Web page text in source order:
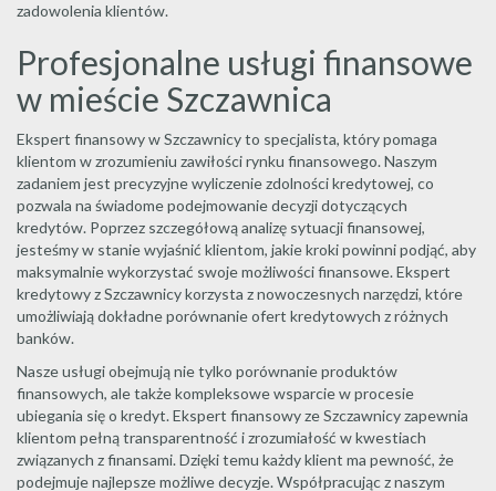
zadowolenia klientów.
Profesjonalne usługi finansowe
w mieście Szczawnica
Ekspert finansowy w Szczawnicy to specjalista, który pomaga
klientom w zrozumieniu zawiłości rynku finansowego. Naszym
zadaniem jest precyzyjne wyliczenie zdolności kredytowej, co
pozwala na świadome podejmowanie decyzji dotyczących
kredytów. Poprzez szczegółową analizę sytuacji finansowej,
jesteśmy w stanie wyjaśnić klientom, jakie kroki powinni podjąć, aby
maksymalnie wykorzystać swoje możliwości finansowe. Ekspert
kredytowy z Szczawnicy korzysta z nowoczesnych narzędzi, które
umożliwiają dokładne porównanie ofert kredytowych z różnych
banków.
Nasze usługi obejmują nie tylko porównanie produktów
finansowych, ale także kompleksowe wsparcie w procesie
ubiegania się o kredyt. Ekspert finansowy ze Szczawnicy zapewnia
klientom pełną transparentność i zrozumiałość w kwestiach
związanych z finansami. Dzięki temu każdy klient ma pewność, że
podejmuje najlepsze możliwe decyzje. Współpracując z naszym